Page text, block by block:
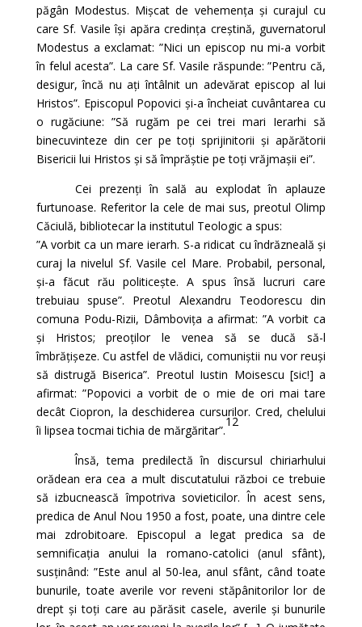
păgân Modestus. Mișcat de vehemența și curajul cu
care Sf. Vasile își apăra credința creștină, guvernatorul
Modestus a exclamat: ”Nici un episcop nu mi-a vorbit
în felul acesta”. La care Sf. Vasile răspunde: ”Pentru că,
desigur, încă nu ați întâlnit un adevărat episcop al lui
Hristos”. Episcopul Popovici și-a încheiat cuvântarea cu
o rugăciune: ”Să rugăm pe cei trei mari Ierarhi să
binecuvinteze din cer pe toți sprijinitorii și apărătorii
Bisericii lui Hristos și să împrăștie pe toți vrăjmașii ei”.
Cei prezenți în sală au explodat în aplauze
furtunoase. Referitor la cele de mai sus, preotul Olimp
Căciulă, bibliotecar la institutul Teologic a spus:
”A vorbit ca un mare ierarh. S-a ridicat cu îndrăzneală și
curaj la nivelul Sf. Vasile cel Mare. Probabil, personal,
și-a făcut rău politicește. A spus însă lucruri care
trebuiau spuse”. Preotul Alexandru Teodorescu din
comuna Podu-Rizii, Dâmbovița a afirmat: ”A vorbit ca
și Hristos; preoților le venea să se ducă să-l
îmbrățișeze. Cu astfel de vlădici, comuniștii nu vor reuși
să distrugă Biserica”. Preotul Iustin Moisescu [sic!] a
afirmat: ”Popovici a vorbit de o mie de ori mai tare
decât Ciopron, la deschiderea cursurilor. Cred, chelului
îi lipsea tocmai tichia de mărgăritar”.
12
Însă, tema predilectă în discursul chiriarhului
orădean era cea a mult discutatului război ce trebuie
să izbucnească împotriva sovieticilor. În acest sens,
predica de Anul Nou 1950 a fost, poate, una dintre cele
mai zdrobitoare. Episcopul a legat predica sa de
semnificația anului la romano-catolici (anul sfânt),
susținând: ”Este anul al 50-lea, anul sfânt, când toate
bunurile, toate averile vor reveni stăpânitorilor lor de
drept și toți care au părăsit casele, averile și bunurile